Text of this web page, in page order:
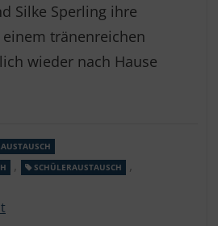
Silke Sperling ihre
tränenreichen
wieder nach Hause
, SCHÜLERAUSTAUSCH ,